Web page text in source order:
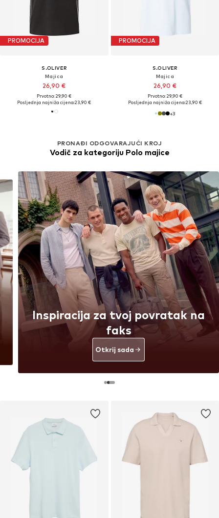
PROMOCIJA
S.OLIVER
Majica
26,90 €
Prvotno: 29,90 €
Posljednja najniža cijena:23,90 €
PROMOCIJA
S.OLIVER
Majica
26,90 €
Prvotno: 29,90 €
Posljednja najniža cijena:23,90 €
+3
PRONAĐI ODGOVARAJUĆI KROJ
Vodič za kategoriju Polo majice
Inspiracija za tvoj povratak na
faks
Otkrij sada